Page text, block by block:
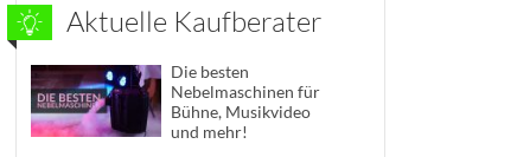
Aktuelle Kaufberater
Die besten
Nebelmaschinen für
Bühne, Musikvideo
und mehr!